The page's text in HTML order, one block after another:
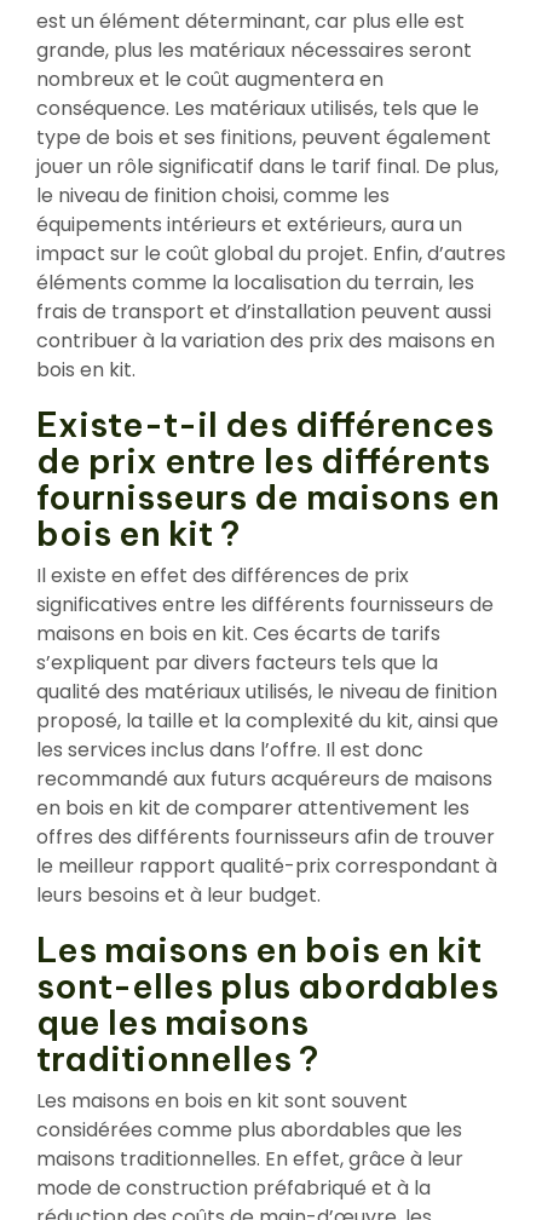
est un élément déterminant, car plus elle est
grande, plus les matériaux nécessaires seront
nombreux et le coût augmentera en
conséquence. Les matériaux utilisés, tels que le
type de bois et ses finitions, peuvent également
jouer un rôle significatif dans le tarif final. De plus,
le niveau de finition choisi, comme les
équipements intérieurs et extérieurs, aura un
impact sur le coût global du projet. Enfin, d’autres
éléments comme la localisation du terrain, les
frais de transport et d’installation peuvent aussi
contribuer à la variation des prix des maisons en
bois en kit.
Existe-t-il des différences
de prix entre les différents
fournisseurs de maisons en
bois en kit ?
Il existe en effet des différences de prix
significatives entre les différents fournisseurs de
maisons en bois en kit. Ces écarts de tarifs
s’expliquent par divers facteurs tels que la
qualité des matériaux utilisés, le niveau de finition
proposé, la taille et la complexité du kit, ainsi que
les services inclus dans l’offre. Il est donc
recommandé aux futurs acquéreurs de maisons
en bois en kit de comparer attentivement les
offres des différents fournisseurs afin de trouver
le meilleur rapport qualité-prix correspondant à
leurs besoins et à leur budget.
Les maisons en bois en kit
sont-elles plus abordables
que les maisons
traditionnelles ?
Les maisons en bois en kit sont souvent
considérées comme plus abordables que les
maisons traditionnelles. En effet, grâce à leur
mode de construction préfabriqué et à la